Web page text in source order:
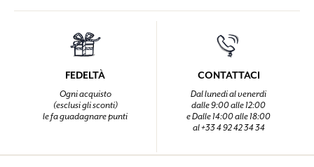
FEDELTÀ
Ogni acquisto
(esclusi gli sconti)
le fa guadagnare punti
CONTATTACI
Dal lunedi al venerdi
dalle 9:00 alle 12:00
e Dalle 14:00 alle 18:00
al +33 4 92 42 34 34